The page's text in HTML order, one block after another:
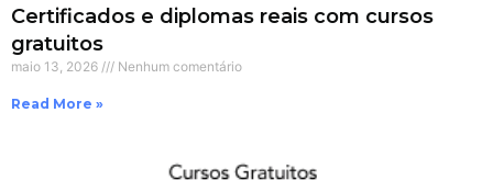
Certificados e diplomas reais com cursos
gratuitos
maio 13, 2026 Nenhum comentário
Read More »